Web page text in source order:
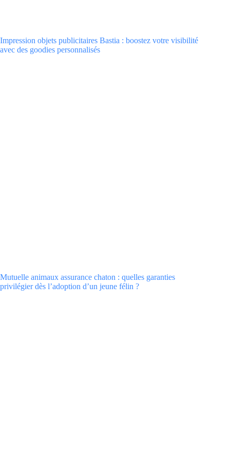
Impression objets publicitaires Bastia : boostez votre visibilité
avec des goodies personnalisés
Mutuelle animaux assurance chaton : quelles garanties
privilégier dès l’adoption d’un jeune félin ?